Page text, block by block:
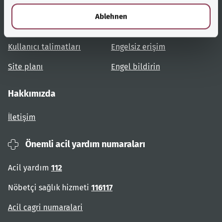
Ablehnen
Yardımcı bağlantılar
Konulara genel bakış
Kullanıcı talimatları
Site planı
Hizmet
Danışma ve yardım
Engelsiz erişim
Engel bildirin
Hakkımızda
İletişim
Önemli acil yardım numaraları
Acil yardım 112
Nöbetçi sağlık hizmeti 116117
Acil cagri numaralari